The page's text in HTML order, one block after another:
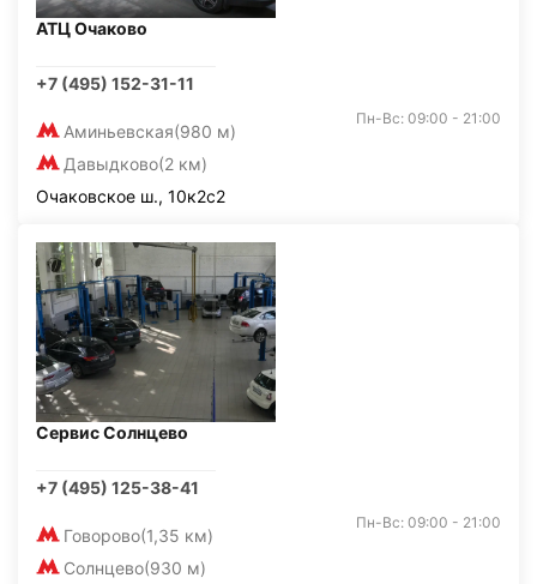
АТЦ Очаково
+7 (495) 152-31-11
Аминьевская(980 м)
Давыдково(2 км)
Пн-Вс: 09:00 - 21:00
Очаковское ш., 10к2с2
Сервис Солнцево
+7 (495) 125-38-41
Говорово(1,35 км)
Солнцево(930 м)
Пн-Вс: 09:00 - 21:00